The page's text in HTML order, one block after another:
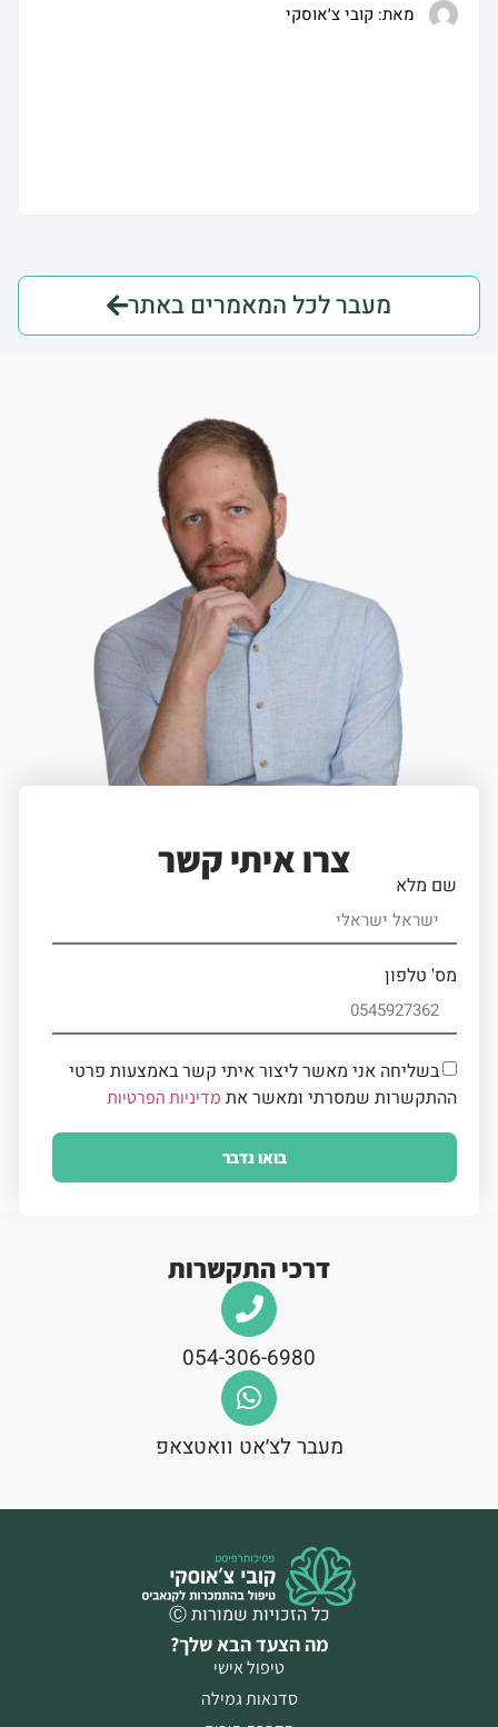
מאת: קובי צ׳אוסקי
מעבר לכל המאמרים באתר
צרו איתי קשר
שם מלא
מס' טלפון
בשליחה אני מאשר ליצור איתי קשר באמצעות פרטי
ההתקשרות שמסרתי ומאשר את מדיניות הפרטיות
בואו נדבר
דרכי התקשרות
054-306-6980
מעבר לצ׳אט וואטצאפ
כל הזכויות שמורות Ⓒ
מה הצעד הבא שלך?
טיפול אישי
סדנאות גמילה